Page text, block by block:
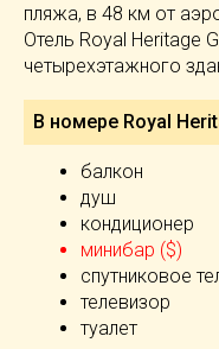
пляжа, в 48 км от
Отель Royal Heritage
четырехэтажного
В номере Royal
балкон
душ
кондиционер
минибар ($)
спутниковое
телевизор
туалет